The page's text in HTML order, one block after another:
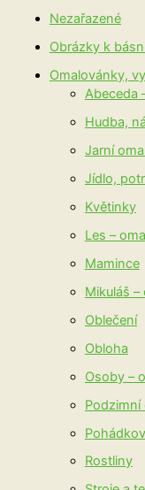
Nezařazené
Obrázky k
Omalovánky,
Abeceda
Hudba,
Jarní
Jídlo,
Květinky
Les –
Mamince
Mikuláš
Oblečení
Obloha
Osoby –
Rostliny